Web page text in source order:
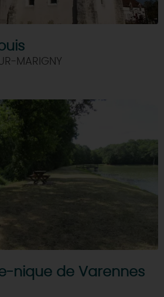
MARIGNY
nique de Varennes